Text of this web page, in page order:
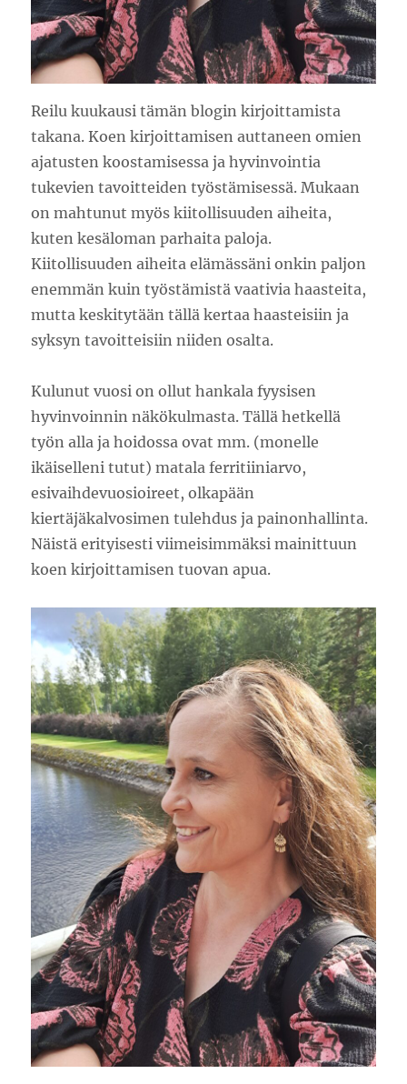
Reilu kuukausi tämän blogin kirjoittamista
takana. Koen kirjoittamisen auttaneen omien
ajatusten koostamisessa ja hyvinvointia
tukevien tavoitteiden työstämisessä. Mukaan
on mahtunut myös kiitollisuuden aiheita,
kuten kesäloman parhaita paloja.
Kiitollisuuden aiheita elämässäni onkin paljon
enemmän kuin työstämistä vaativia haasteita,
mutta keskitytään tällä kertaa haasteisiin ja
syksyn tavoitteisiin niiden osalta.
Kulunut vuosi on ollut hankala fyysisen
hyvinvoinnin näkökulmasta. Tällä hetkellä
työn alla ja hoidossa ovat mm. (monelle
ikäiselleni tutut) matala ferritiiniarvo,
esivaihdevuosioireet, olkapään
kiertäjäkalvosimen tulehdus ja painonhallinta.
Näistä erityisesti viimeisimmäksi mainittuun
koen kirjoittamisen tuovan apua.